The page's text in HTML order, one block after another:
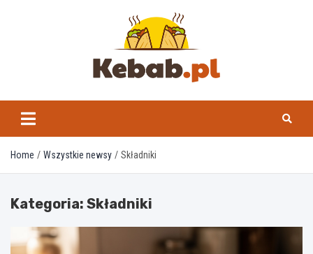
kebab.pl
Home Wszystkie newsy Składniki
Kategoria: Składniki